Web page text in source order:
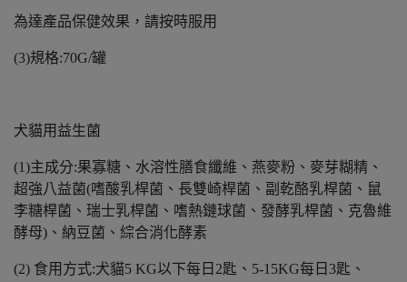
為達產品保健效果，請按時服用
(3)規格:70G/罐
犬貓用益生菌
(1)主成分:果寡糖、水溶性膳食纖維、燕麥粉、麥芽糊精、
超強八益菌(嗜酸乳桿菌、長雙崎桿菌、副乾酪乳桿菌、鼠
李糖桿菌、瑞士乳桿菌、嗜熱鏈球菌、發酵乳桿菌、克魯維
酵母)、納豆菌、綜合消化酵素
(2) 食用方式:犬貓5 KG以下每日2匙、5-15KG每日3匙、